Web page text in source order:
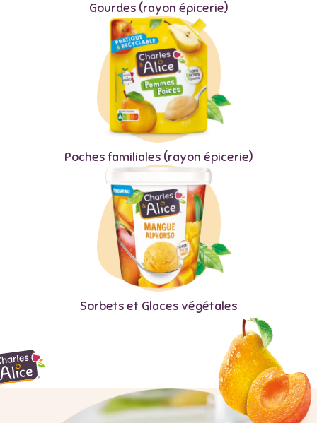
Gourdes (rayon épicerie)
Poches familiales (rayon épicerie)
Sorbets et Glaces végétales